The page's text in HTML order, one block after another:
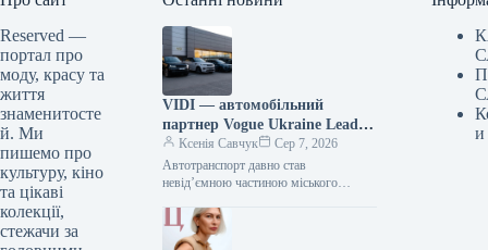
Reserved —
портал про
моду, красу та
життя
знаменитосте
й. Ми
пишемо про
культуру, кіно
та цікаві
колекції,
стежачи за
VIDI — автомобільний
партнер Vogue Ukraine Leaders
Gala: які автомобілі будуть
представлені на заході
Ксенія Савчук
Сер 7, 2026
Автотранспорт давно став
невід’ємною частиною міського
роботу та дім, подорожі та
повсякденні клопоти. Тому вибір…
и